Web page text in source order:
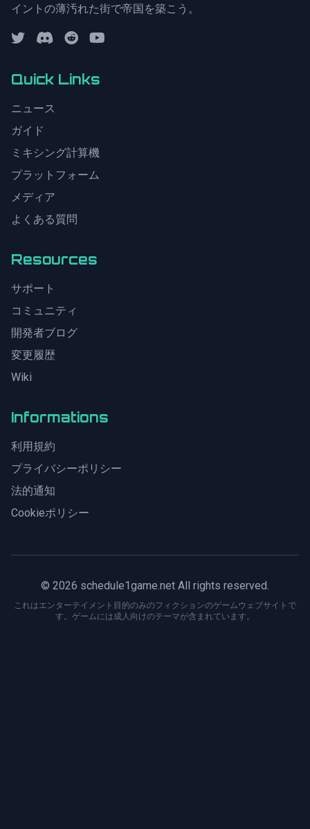
イントの薄汚れた街で帝国を築こう。
Quick Links
ニュース
ガイド
ミキシング計算機
プラットフォーム
メディア
よくある質問
Resources
サポート
コミュニティ
開発者ブログ
変更履歴
Wiki
Informations
利用規約
プライバシーポリシー
法的通知
Cookieポリシー
© 2026 schedule1game.net All rights reserved.
これはエンターテイメント目的のみのフィクションのゲームウェブサイトで
す。ゲームには成人向けのテーマが含まれています。